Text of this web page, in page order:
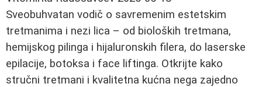
Sveobuhvatan vodič o savremenim estetskim
tretmanima i nezi lica – od bioloških tretmana,
hemijskog pilinga i hijaluronskih filera, do laserske
epilacije, botoksa i face liftinga. Otkrijte kako
stručni tretmani i kvalitetna kućna nega zajedno